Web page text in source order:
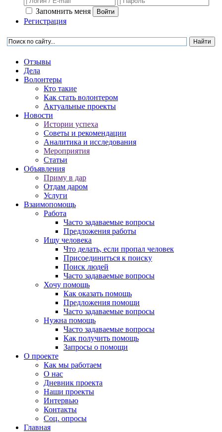
Запомнить меня Войти
Регистрация
Отзывы
Дела
Волонтеры
Кто такие
Как стать волонтером
Актуальные проекты
Новости
Истории успеха
Советы и рекомендации
Аналитика и исследования
Мероприятия
Статьи
Объявления
Приму в дар
Отдам даром
Услуги
Взаимопомощь
Работа
Часто задаваемые вопросы
Предложения работы
Ищу человека
Что делать, если пропал человек
Присоединиться к поиску
Поиск людей
Часто задаваемые вопросы
Хочу помощь
Как оказать помощь
Предложения помощи
Часто задаваемые вопросы
Нужна помощь
Часто задаваемые вопросы
Как получить помощь
Запросы о помощи
О проекте
Как мы работаем
О нас
Дневник проекта
Наши проекты
Интервью
Контакты
Соц. опросы
Главная